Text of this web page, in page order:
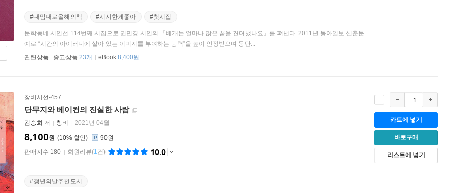
#내맘대로올해의책 #시시한게좋아 #첫시집
문학동네 시인선 114번째 시집으로 권민경 시인의 『베개는 얼마나 많은 꿈을 견뎌냈나요』를 펴낸다. 2011년 동아일보 신춘문
예로 “시간의 아이러니에 살아 있는 이미지를 부여하는 능력”을 높이 인정받으며 등단...
관련상품 : 중고상품 23개 eBook 8,400원
창비시선-457
단무지와 베이컨의 진실한 사람
김승희 저 창비 2021년 04월
10%
8,100원
90원
판매지수 180
회원리뷰(1건) 10.0
#청년의날추천도서
카트에 넣기
바로구매
리스트에 넣기